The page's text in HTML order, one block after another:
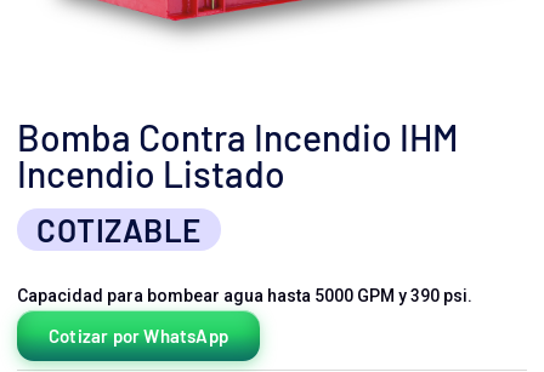
Bomba Contra Incendio IHM
Incendio Listado
COTIZABLE
Capacidad para bombear agua hasta 5000 GPM y 390 psi.
Cotizar por WhatsApp